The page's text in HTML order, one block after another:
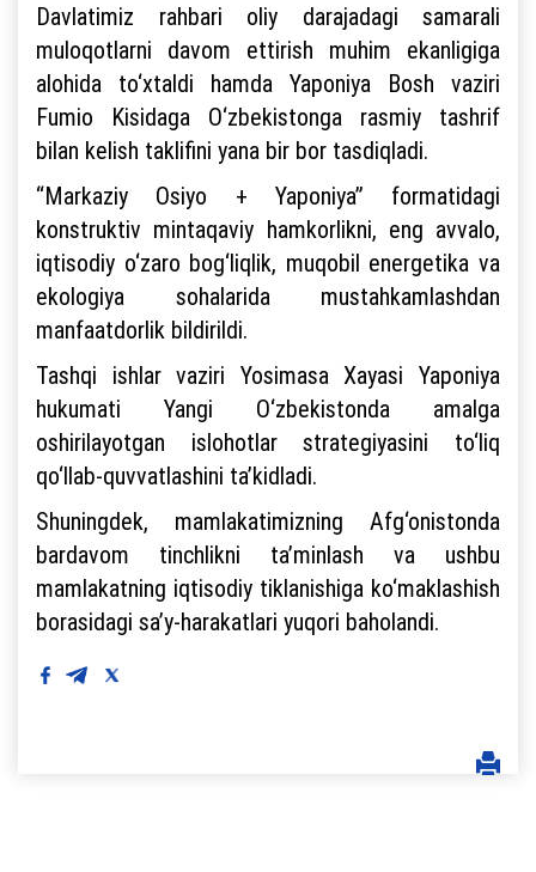
Davlatimiz rahbari oliy darajadagi samarali
muloqotlarni davom ettirish muhim ekanligiga
alohida to‘xtaldi hamda Yaponiya Bosh vaziri
Fumio Kisidaga O‘zbekistonga rasmiy tashrif
bilan kelish taklifini yana bir bor tasdiqladi.
“Markaziy Osiyo + Yaponiya” formatidagi
konstruktiv mintaqaviy hamkorlikni, eng avvalo,
iqtisodiy o‘zaro bog‘liqlik, muqobil energetika va
ekologiya sohalarida mustahkamlashdan
manfaatdorlik bildirildi.
Tashqi ishlar vaziri Yosimasa Xayasi Yaponiya
hukumati Yangi O‘zbekistonda amalga
oshirilayotgan islohotlar strategiyasini to‘liq
qo‘llab-quvvatlashini ta’kidladi.
Shuningdek, mamlakatimizning Afg‘onistonda
bardavom tinchlikni ta’minlash va ushbu
mamlakatning iqtisodiy tiklanishiga ko‘maklashish
borasidagi sa’y-harakatlari yuqori baholandi.